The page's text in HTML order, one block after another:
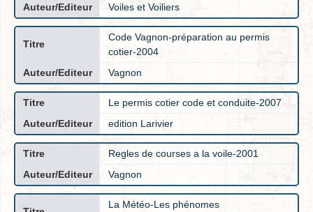
Voiles et Voiliers
Code Vagnon-préparation au permis
cotier-2004
Vagnon
Le permis cotier code et conduite-2007
edition Larivier
Regles de courses a la voile-2001
Vagnon
La Météo-Les phénomes